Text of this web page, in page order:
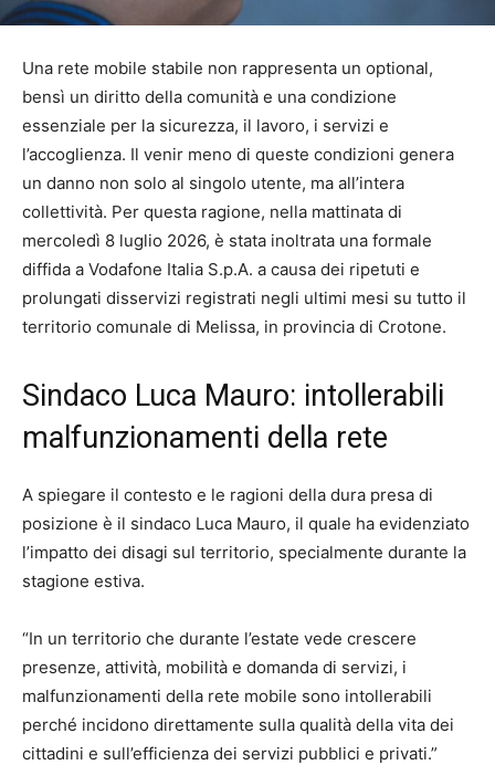
Una rete mobile stabile non rappresenta un optional,
bensì un diritto della comunità e una condizione
essenziale per la sicurezza, il lavoro, i servizi e
l’accoglienza. Il venir meno di queste condizioni genera
un danno non solo al singolo utente, ma all’intera
collettività. Per questa ragione, nella mattinata di
mercoledì 8 luglio 2026, è stata inoltrata una formale
diffida a Vodafone Italia S.p.A. a causa dei ripetuti e
prolungati disservizi registrati negli ultimi mesi su tutto il
territorio comunale di Melissa, in provincia di Crotone.
Sindaco Luca Mauro: intollerabili
malfunzionamenti della rete
A spiegare il contesto e le ragioni della dura presa di
posizione è il sindaco Luca Mauro, il quale ha evidenziato
l’impatto dei disagi sul territorio, specialmente durante la
stagione estiva.
“In un territorio che durante l’estate vede crescere
presenze, attività, mobilità e domanda di servizi, i
malfunzionamenti della rete mobile sono intollerabili
perché incidono direttamente sulla qualità della vita dei
cittadini e sull’efficienza dei servizi pubblici e privati.”